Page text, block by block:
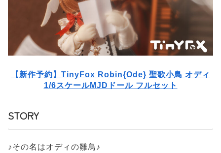
【新作予約】TinyFox Robin{Ode} 聖歌小鳥 オディ
1/6スケールMJDドール フルセット
STORY
♪その名はオディの雛鳥♪